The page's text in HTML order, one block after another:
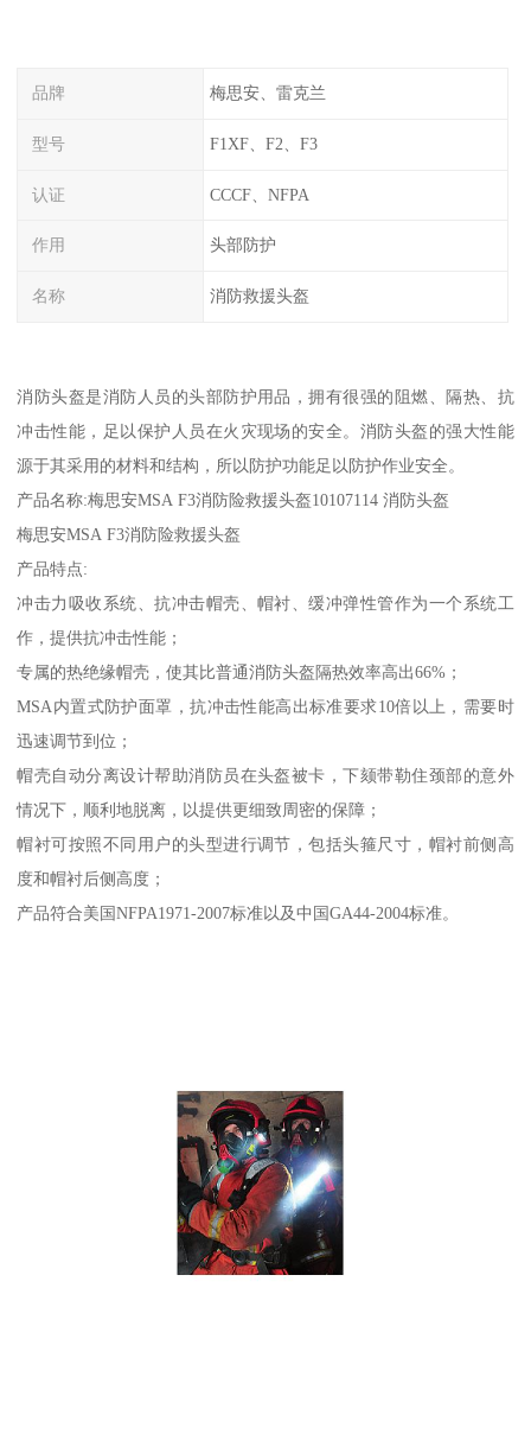
品牌 梅思安、雷克兰
型号 F1XF、F2、F3
认证 CCCF、NFPA
作用 头部防护
名称 消防救援头盔
消防头盔是消防人员的头部防护用品，拥有很强的阻燃、隔热、抗
冲击性能，足以保护人员在火灾现场的安全。消防头盔的强大性能
源于其采用的材料和结构，所以防护功能足以防护作业安全。
产品名称:梅思安MSA F3消防险救援头盔10107114 消防头盔
梅思安MSA F3消防险救援头盔
产品特点:
冲击力吸收系统、抗冲击帽壳、帽衬、缓冲弹性管作为一个系统工
作，提供抗冲击性能；
专属的热绝缘帽壳，使其比普通消防头盔隔热效率高出66%；
MSA内置式防护面罩，抗冲击性能高出标准要求10倍以上，需要时
迅速调节到位；
帽壳自动分离设计帮助消防员在头盔被卡，下颏带勒住颈部的意外
情况下，顺利地脱离，以提供更细致周密的保障；
帽衬可按照不同用户的头型进行调节，包括头箍尺寸，帽衬前侧高
度和帽衬后侧高度；
产品符合美国NFPA1971-2007标准以及中国GA44-2004标准。